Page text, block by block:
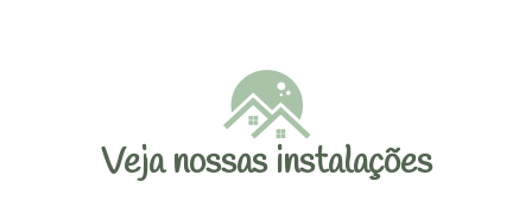
Veja nossas instalações